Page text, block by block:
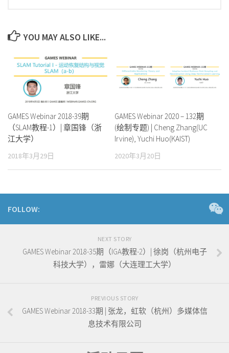
YOU MAY ALSO LIKE...
GAMES Webinar 2018-39期
（SLAM教程-1）| 章国锋（浙
江大学）
2018年3月29日
GAMES Webinar 2020 – 132期
(绘制专题) | Cheng Zhang(UC
Irvine), Yuchi Huo(KAIST)
2020年3月20日
FOLLOW:
NEXT STORY
GAMES Webinar 2018-35期（IGA教程-2）| 徐岗（杭州电子
科技大学），雷娜（大连理工大学）
PREVIOUS STORY
GAMES Webinar 2018-33期 | 张龙，虹软（杭州）多媒体信
息技术有限公司